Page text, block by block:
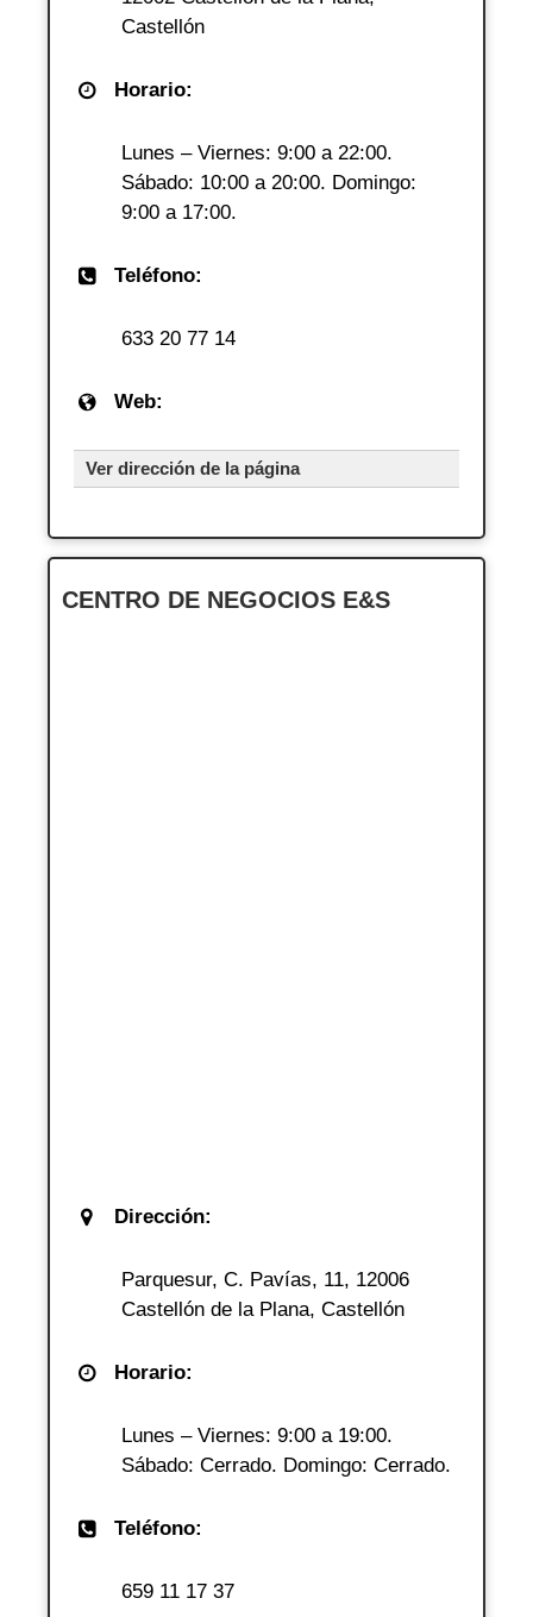
Castellón
Horario:
Lunes – Viernes: 9:00 a 22:00.
Sábado: 10:00 a 20:00. Domingo:
9:00 a 17:00.
Teléfono:
633 20 77 14
Web:
Ver dirección de la página
CENTRO DE NEGOCIOS E&S
Dirección:
Parquesur, C. Pavías, 11, 12006
Castellón de la Plana, Castellón
Horario:
Lunes – Viernes: 9:00 a 19:00.
Sábado: Cerrado. Domingo: Cerrado.
Teléfono:
659 11 17 37